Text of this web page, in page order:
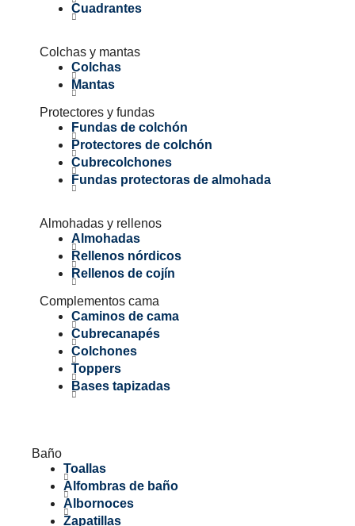
Cuadrantes
Colchas y mantas
Colchas
Mantas
Protectores y fundas
Fundas de colchón
Protectores de colchón
Cubrecolchones
Fundas protectoras de almohada
Almohadas y rellenos
Almohadas
Rellenos nórdicos
Rellenos de cojín
Complementos cama
Caminos de cama
Cubrecanapés
Colchones
Toppers
Bases tapizadas
Baño
Toallas
Alfombras de baño
Albornoces
Zapatillas